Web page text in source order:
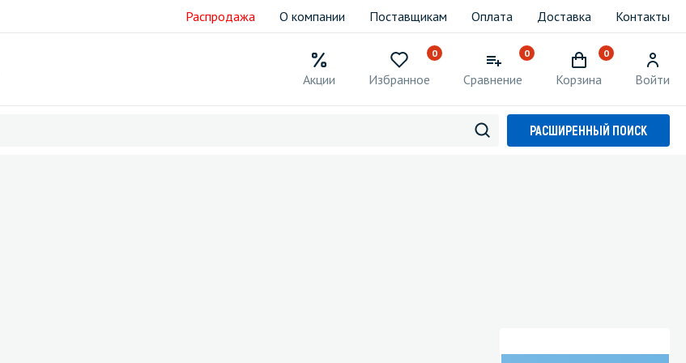
Распродажа О компании Поставщикам Оплата Доставка Контакты
Акции
0
Избранное
0
Сравнение
0
Корзина Войти
РАСШИРЕННЫЙ ПОИСК